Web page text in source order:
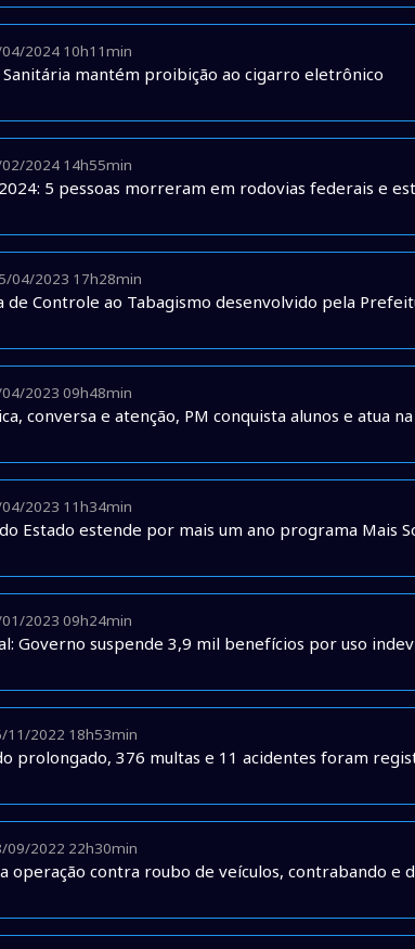
2024 10h11min
Sanitária mantém proibição ao cigarro eletrônico
2024 14h55min
5 pessoas morreram em rodovias federais e
04/2023 17h28min
de Controle ao Tabagismo desenvolvido pela
2023 09h48min
conversa e atenção, PM conquista alunos e atua
2023 11h34min
Estado estende por mais um ano programa Mais
2023 09h24min
Governo suspende 3,9 mil benefícios por uso
11/2022 18h53min
prolongado, 376 multas e 11 acidentes foram
09/2022 22h30min
operação contra roubo de veículos, contrabando e